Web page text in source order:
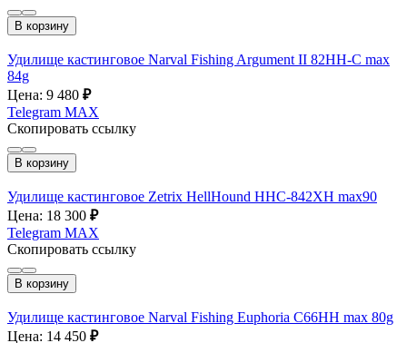
В корзину
Удилище кастинговое Narval Fishing Argument II 82HH-C max
84g
Цена: 9 480 ₽
Telegram MAX
Скопировать ссылку
В корзину
Удилище кастинговое Zetrix HellHound HHС-842ХH max90
Цена: 18 300 ₽
Telegram MAX
Скопировать ссылку
В корзину
Удилище кастинговое Narval Fishing Euphoria C66HH max 80g
Цена: 14 450 ₽